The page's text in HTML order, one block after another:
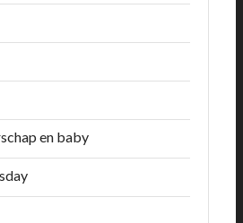
en baby